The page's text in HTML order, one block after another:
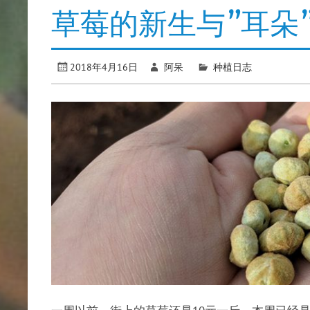
草莓的新生与”耳朵
2018年4月16日 阿呆 种植日志